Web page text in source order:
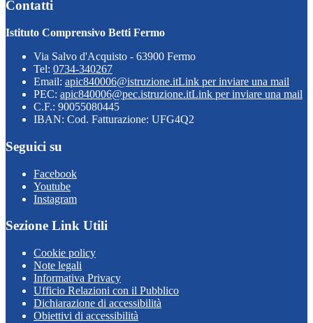
Contatti
Istituto Comprensivo Betti Fermo
Via Salvo d'Acquisto - 63900 Fermo
Tel: 0734-340267
Email: apic840006@istruzione.itLink per inviare una mail
PEC: apic840006@pec.istruzione.itLink per inviare una mail
C.F.: 90055080445
IBAN: Cod. Fatturazione: UFG4Q2
Seguici su
Facebook
Youtube
Instagram
Sezione Link Utili
Cookie policy
Note legali
Informativa Privacy
Ufficio Relazioni con il Pubblico
Dichiarazione di accessibilità
Obiettivi di accessibilità